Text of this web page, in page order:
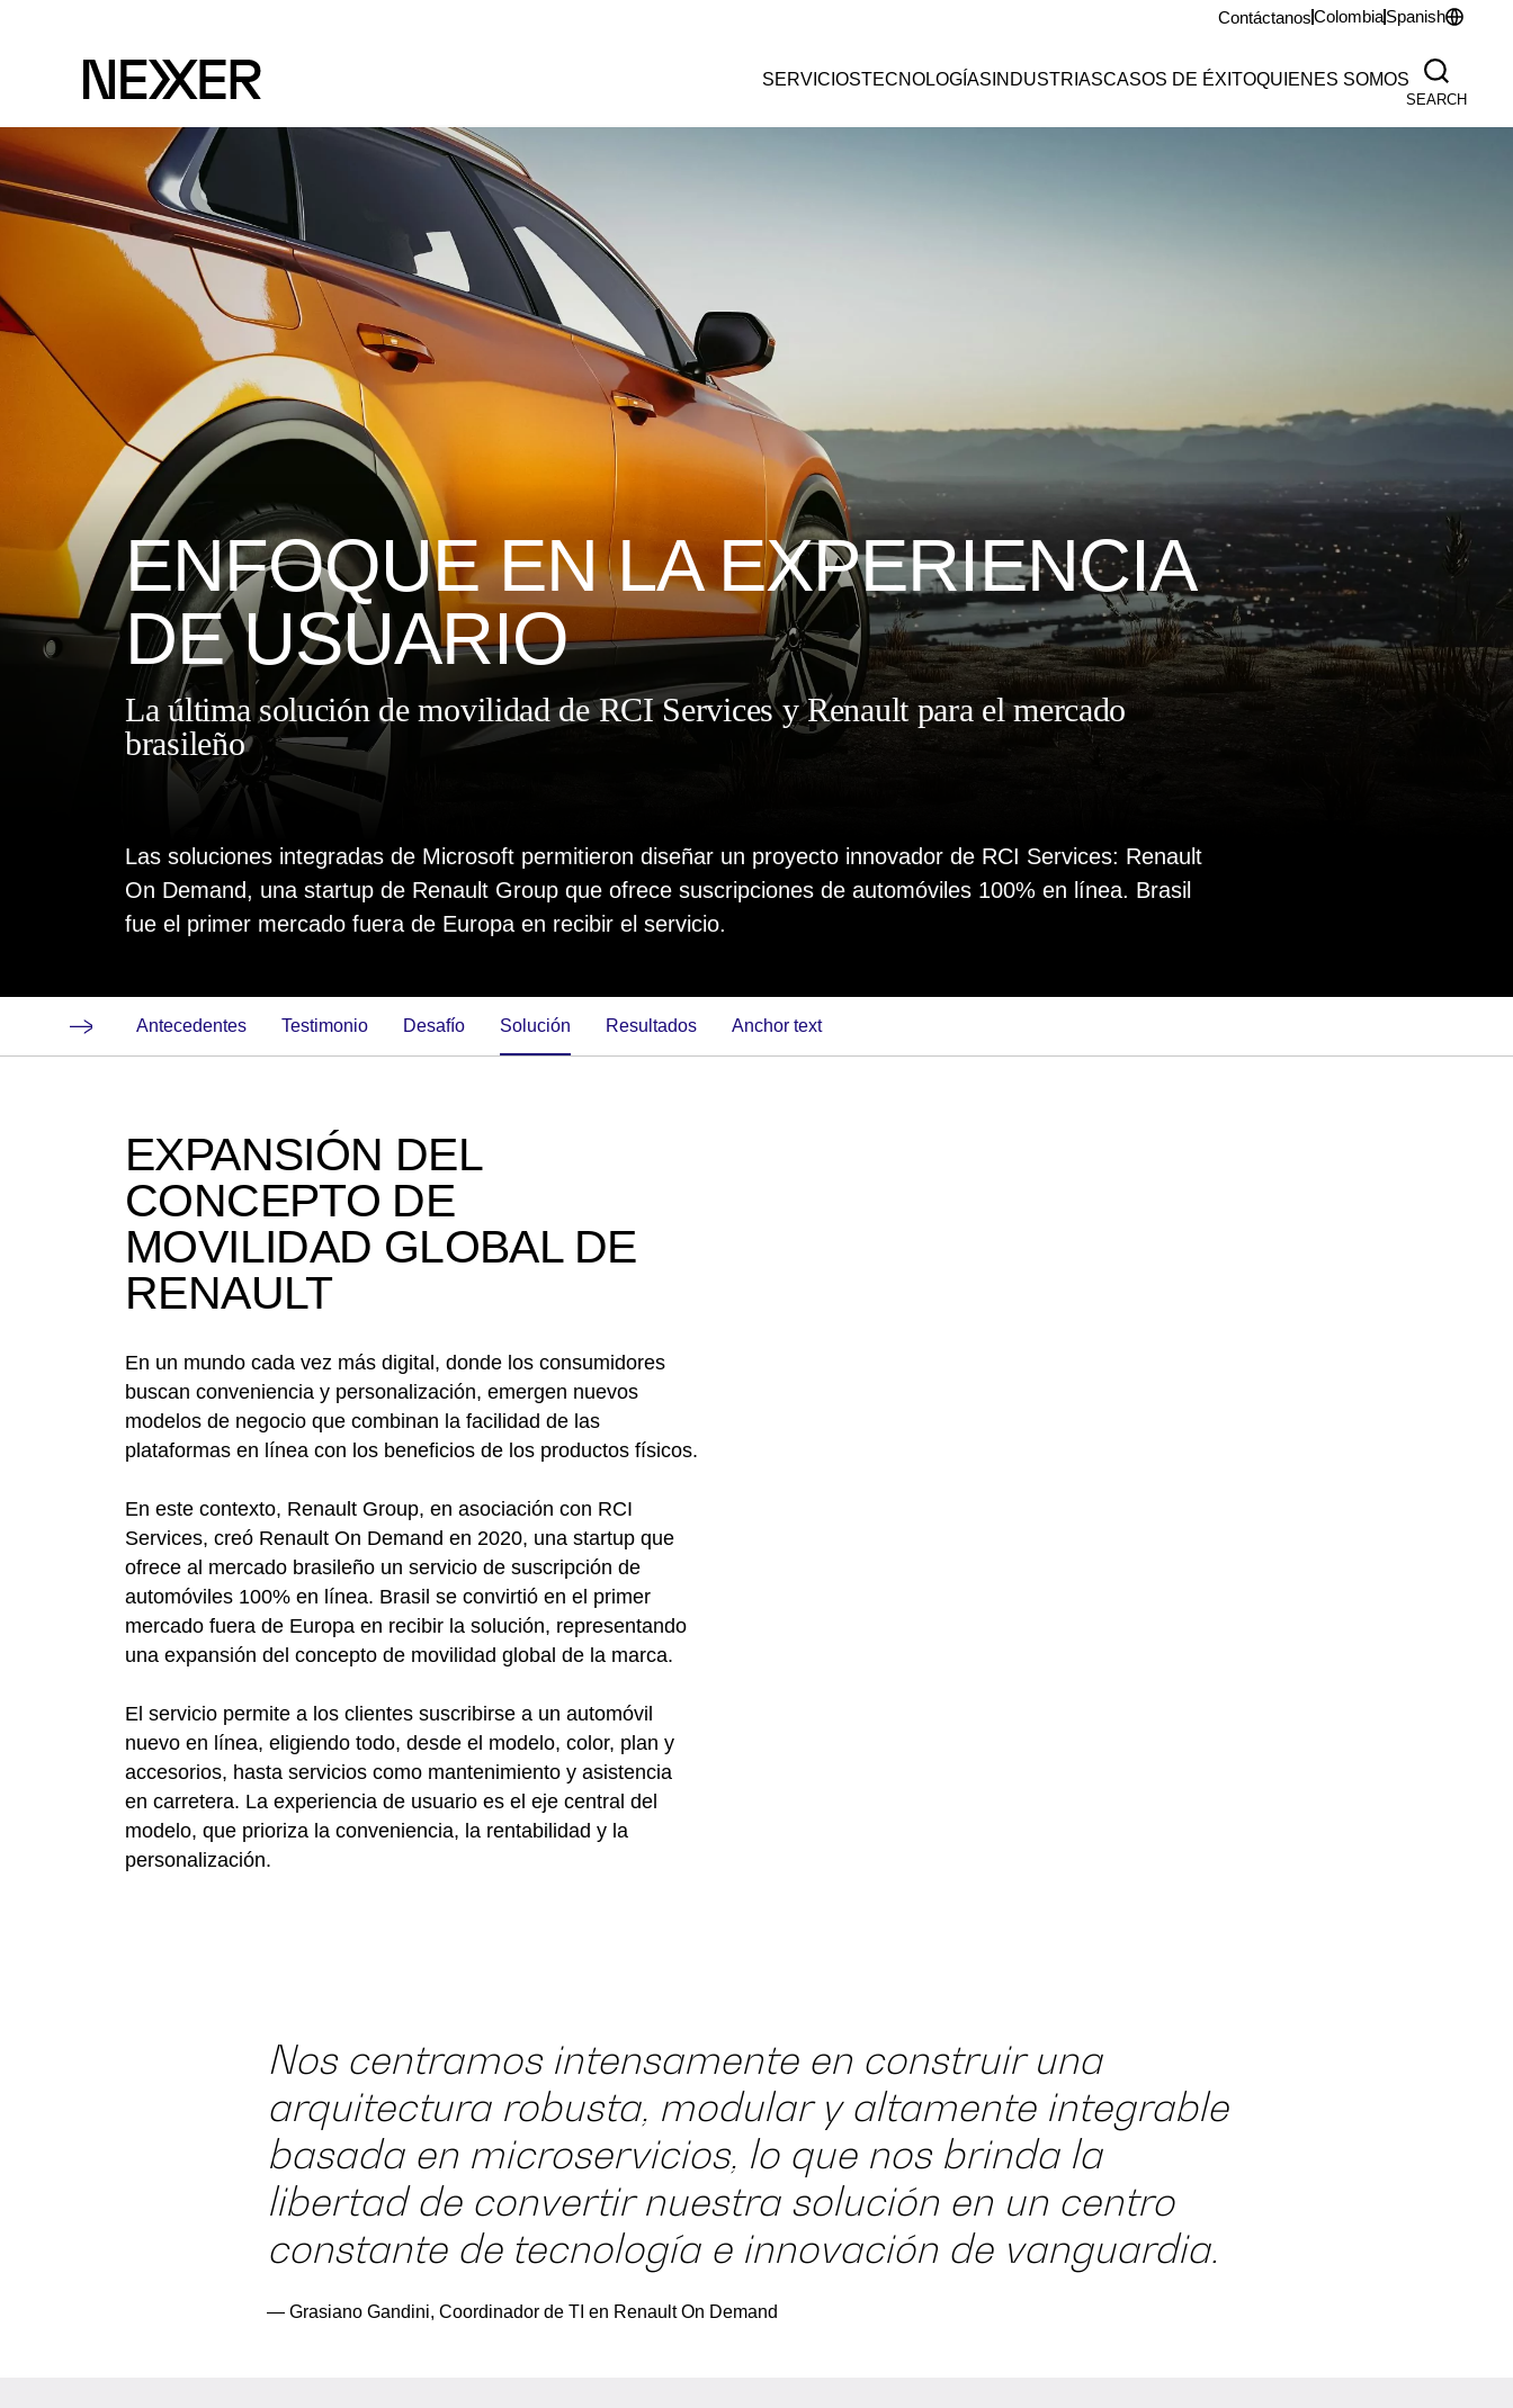
ContáctanosColombiaSpanish
SERVICIOSTECNOLOGÍAS INDUSTRIASCASOS DE ÉXITOQUIENES SOMOS
SEARCH
ENFOQUE EN LA EXPERIENCIA
DE USUARIO
La última solución de movilidad de RCI Services y Renault para el mercado
brasileño
Las soluciones integradas de Microsoft permitieron diseñar un proyecto innovador de RCI Services: Renault
On Demand, una startup de Renault Group que ofrece suscripciones de automóviles 100% en línea. Brasil
fue el primer mercado fuera de Europa en recibir el servicio.
Antecedentes Testimonio Desafío Solución Resultados anchor text
EXPANSIÓN DEL
CONCEPTO DE
MOVILIDAD GLOBAL DE
RENAULT
En un mundo cada vez más digital, donde los consumidores
buscan conveniencia y personalización, emergen nuevos
modelos de negocio que combinan la facilidad de las
plataformas en línea con los beneficios de los productos físicos.
En este contexto, Renault Group, en asociación con RCI
Services, creó Renault On Demand en 2020, una startup que
ofrece al mercado brasileño un servicio de suscripción de
automóviles 100% en línea. Brasil se convirtió en el primer
mercado fuera de Europa en recibir la solución, representando
una expansión del concepto de movilidad global de la marca.
El servicio permite a los clientes suscribirse a un automóvil
nuevo en línea, eligiendo todo, desde el modelo, color, plan y
accesorios, hasta servicios como mantenimiento y asistencia
en carretera. La experiencia de usuario es el eje central del
modelo, que prioriza la conveniencia, la rentabilidad y la
personalización.
Nos centramos intensamente en construir una
arquitectura robusta, modular y altamente integrable
basada en microservicios, lo que nos brinda la
libertad de convertir nuestra solución en un centro
constante de tecnología e innovación de vanguardia.
— Grasiano Gandini, Coordinador de TI en Renault On Demand